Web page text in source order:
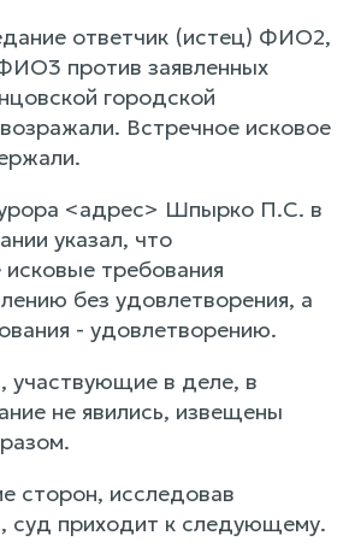
ответчик (истец) ФИО2,
против заявленных
городской
Встречное исковое
<адрес> Шпырко П.С. в
указал, что
требования
без удовлетворения, а
- удовлетворению.
участвующие в деле, в
не явились, извещены
сторон, исследовав
суд приходит к следующему.